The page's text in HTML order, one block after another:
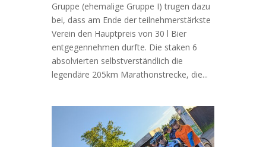
Gruppe (ehemalige Gruppe I) trugen dazu
bei, dass am Ende der teilnehmerstärkste
Verein den Hauptpreis von 30 l Bier
entgegennehmen durfte. Die staken 6
absolvierten selbstverständlich die
legendäre 205km Marathonstrecke, die...